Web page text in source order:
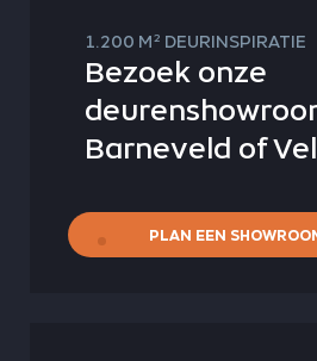
1.200 M2 DEURINSPIRATIE
Bezoek onze
Barneveld of
PLAN EEN